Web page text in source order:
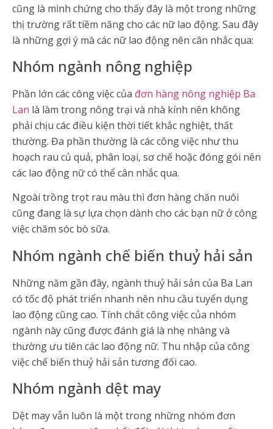
cũng là minh chứng cho thấy đây là một trong những
thị trường rất tiềm năng cho các nữ lao động. Sau đây
là những gợi ý mà các nữ lao động nên cân nhắc qua:
Nhóm ngành nông nghiệp
Phần lớn các công việc của đơn hàng nông nghiệp Ba
Lan là làm trong nông trại và nhà kính nên không
phải chịu các điều kiện thời tiết khắc nghiệt, thất
thường. Đa phần thường là các công việc như thu
hoạch rau củ quả, phân loại, sơ chế hoặc đóng gói nên
các lao động nữ có thể cân nhắc qua.
Ngoài trồng trọt rau màu thì đơn hàng chăn nuôi
cũng đang là sự lựa chọn dành cho các bạn nữ ở công
việc chăm sóc bò sữa.
Nhóm ngành chế biến thuỷ hải sản
Những năm gần đây, ngành thuỷ hải sản của Ba Lan
có tốc độ phát triển nhanh nên nhu cầu tuyển dụng
lao động cũng cao. Tính chất công việc của nhóm
ngành này cũng được đánh giá là nhẹ nhàng và
thường ưu tiên các lao động nữ. Thu nhập của công
việc chế biến thuỷ hải sản tương đối cao.
Nhóm ngành dệt may
Dệt may vẫn luôn là một trong những nhóm đơn